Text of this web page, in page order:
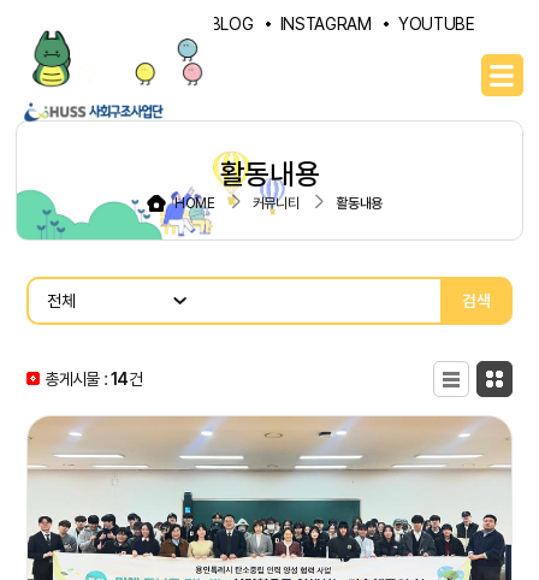
NAVER BLOG INSTAGRAM YOUTUBE
활동내용
HOME 커뮤니티 활동내용
검색
총게시물 :14건
목록형